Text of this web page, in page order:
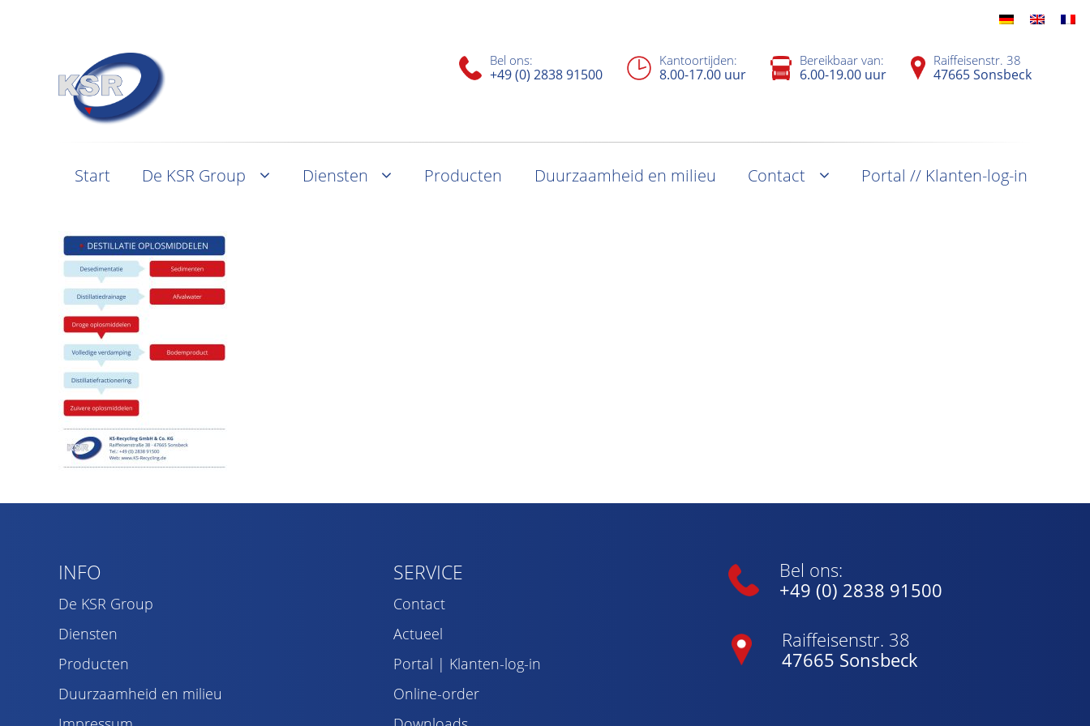
Bel ons:
+49 (0) 2838 91500
Kantoortijden:
8.00-17.00 uur
Bereikbaar van:
6.00-19.00 uur
Raiffeisenstr. 38
47665 Sonsbeck
Start De KSR Group Diensten Producten Duurzaamheid en milieu Contact Portal // Klanten-log-in
INFO
De KSR Group
Diensten
Producten
Duurzaamheid en milieu
SERVICE
Contact
Actueel
Portal | Klanten-log-in
Online-order
Bel ons:
+49 (0) 2838 91500
Raiffeisenstr. 38
47665 Sonsbeck